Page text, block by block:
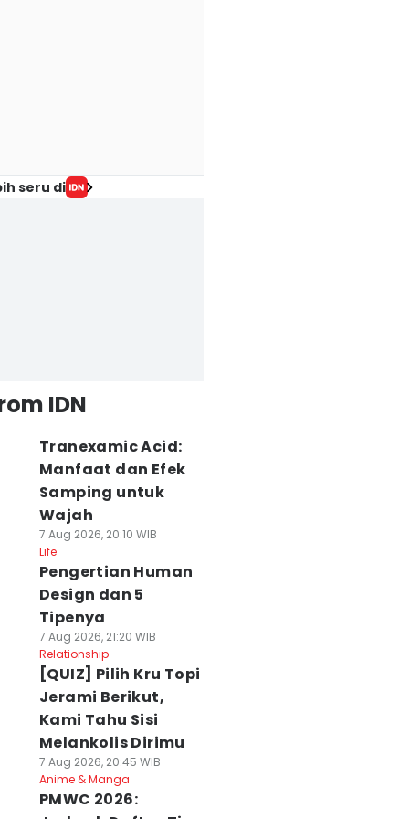
seru di
IDN
Tranexamic Acid:
Manfaat dan Efek
Samping untuk
Wajah
7 Aug 2026, 20:10 WIB
Life
Pengertian Human
Design dan 5
Tipenya
7 Aug 2026, 21:20 WIB
Relationship
[QUIZ] Pilih Kru Topi
Jerami Berikut,
Kami Tahu Sisi
Melankolis Dirimu
7 Aug 2026, 20:45 WIB
Anime & Manga
PMWC 2026: